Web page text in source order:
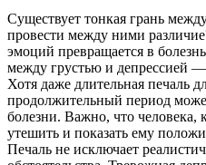
Существует тонкая грань
провести между ними
эмоций превращается в
между грустью и депрессией
Хотя даже длительная печаль
продолжительный период
болезни. Важно, что человека,
утешить и показать ему
Печаль не исключает